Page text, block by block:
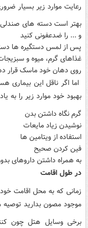
رعایت موارد زیر بسیار
بهتر است دسته های صندلی
و ... را ضدعفونی کنید
پس از لمس دستگیره ها
غذاهای گرم، میوه و
روی دهان خود ماسک قرار
اما اگر ناقل این
بهبود خود موارد زیر را به
گرم نگاه داشتن بدن
نوشیدن زیاد مایعات
استفاده از ویتامین ها
فین کردن صحیح
به همراه داشتن داروهای
در طول اقامت
زمانی که به محل اقامت
موجود مصون بدارید توصیه
برخی وسایل هتل چون